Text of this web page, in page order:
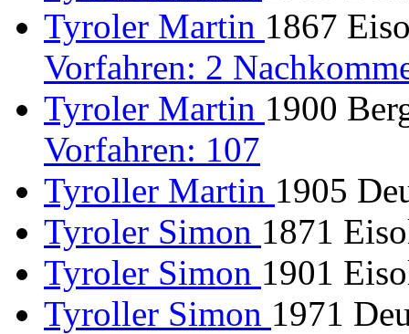
Tyroler Martin 1867
Vorfahren: 2
Tyroler Martin 1900
Vorfahren: 107
Tyroller Martin 1905
Tyroler Simon 1871
Tyroler Simon 1901
Tyroller Simon 1971